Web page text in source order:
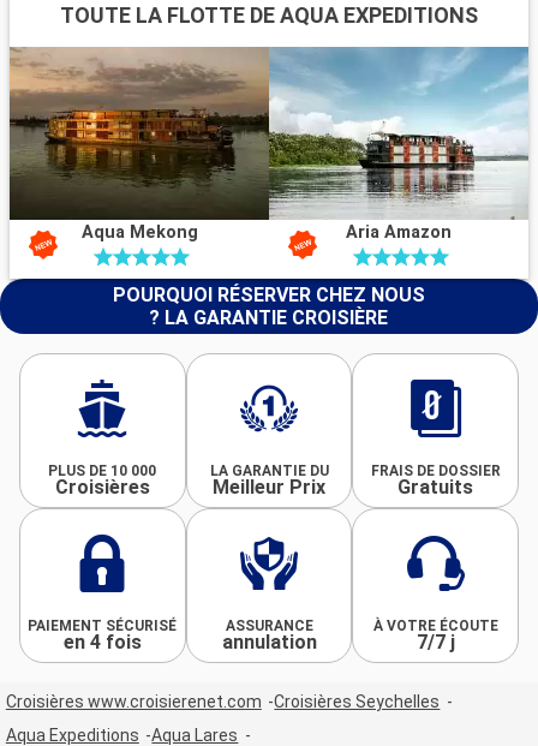
TOUTE LA FLOTTE DE AQUA EXPEDITIONS
Aqua Mekong Aria Amazon
POURQUOI RÉSERVER CHEZ NOUS
? LA GARANTIE CROISIÈRE
PLUS DE 10 000
Croisières
LA GARANTIE DU
Meilleur Prix
FRAIS DE DOSSIER
Gratuits
PAIEMENT SÉCURISÉ
en 4 fois
ASSURANCE
annulation
À VOTRE ÉCOUTE
7/7 j
Croisières www.croisierenet.com
Croisières Seychelles
Aqua Expeditions
Aqua Lares